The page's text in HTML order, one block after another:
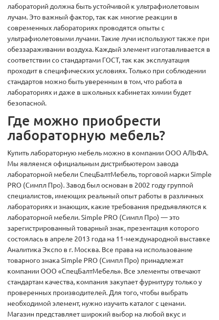
лабораторий должна быть устойчивой к ультрафиолетовым
лучам. Это важный фактор, так как многие реакции в
современных лабораториях проводятся опыты с
ультрафиолетовыми лучами. Такие лучи используют также при
обеззараживании воздуха. Каждый элемент изготавливается в
соответствии со стандартами ГОСТ, так как эксплуатация
проходит в специфических условиях. Только при соблюдении
стандартов можно быть уверенным в том, что работа в
лабораториях и даже в школьных кабинетах химии будет
безопасной.
Где можно приобрести
лабораторную мебель?
Купить лабораторную мебель можно в компанииООО АЛЬФА.
Мы являемся официальным дистрибьютером завода
лабораторной мебели СпецБалтМебель, торговой марки Simple
PRO (Симпл Про). Завод был основан в 2002 году группой
специалистов, имеющих реальный опыт работы в различных
лабораториях и знающих, какие требования предъявляются к
лабораторной мебели. Simple PRO (Симпл Про) — это
зарегистрированный товарный знак, презентация которого
состоялась в апреле 2013 года на 11-международной выставке
Аналитика Экспо в г. Москва. Все права на использование
товарного знака Simple PRO (Симпл Про) принадлежат
компании ООО «СпецБалтМебель». Все элементы отвечают
стандартам качества, компания закупает фурнитуру только у
проверенных производителей. Для того, чтобы выбрать
необходимой элемент, нужно изучить каталог с ценами.
Магазин представляет широкий выбор на любой вкус и